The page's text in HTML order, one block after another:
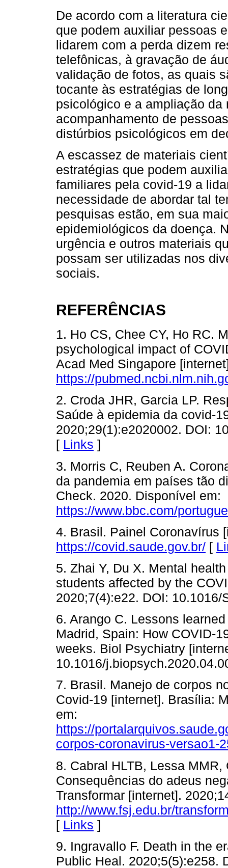
De acordo com a literatura
que podem auxiliar pessoas
lidarem com a perda dizem
telefônicas, à gravação de
validação de fotos, as quais
tocante às estratégias de
psicológico e a ampliação
acompanhamento de
distúrbios psicológicos em
A escassez de materiais
estratégias que podem
familiares pela covid-19 a
necessidade de abordar tal
pesquisas estão, em sua
epidemiológicos da doença.
urgência e outros materiais
possam ser utilizadas nos
sociais.
REFERÊNCIAS
1. Ho CS, Chee CY, Ho RC.
psychological impact of
Acad Med Singapore
https://
2. Croda JHR, Garcia LP.
Saúde à epidemia da covid-
2020;29(1):e2020002. DOI:
[ Links ]
3. Morris C, Reuben A.
da pandemia em países tão
Check. 2020. Disponível em:
https://www.bbc.com/
4. Brasil. Painel Coronavírus
https://covid.saude.gov.br/ [
5. Zhai Y, Du X. Mental
students affected by the
2020;7(4):e22. DOI:
6. Arango C. Lessons
Madrid, Spain: How COVID-
weeks. Biol Psychiatry
10.1016/
7. Brasil. Manejo de corpos
Covid-19 [internet]. Brasília:
em:
https://
corpos-coronavirus-versao1-
8. Cabral HLTB, Lessa
Consequências do adeus
Transformar [internet].
http://www.fsj.edu.br/
[ Links ]
9. Ingravallo F. Death in the
Public Heal. 2020;5(5):e258.